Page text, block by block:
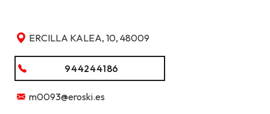
ERCILLA KALEA, 10, 48009
944244186
m0093@eroski.es